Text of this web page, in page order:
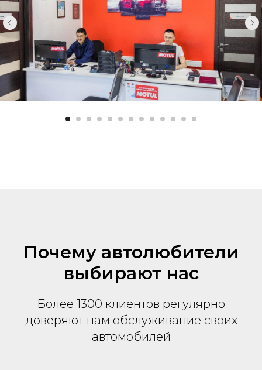
Почему автолюбители
выбирают нас
Более 1300 клиентов регулярно
доверяют нам обслуживание своих
автомобилей